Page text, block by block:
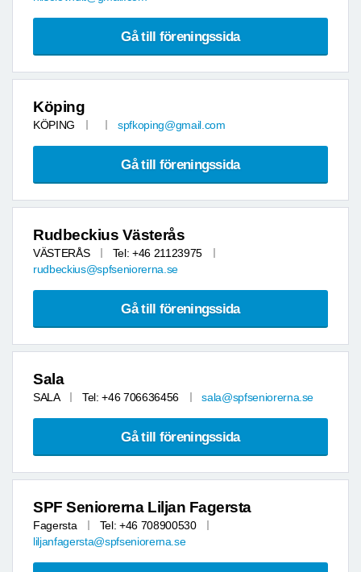
Gå till föreningssida
Köping
KÖPING spfkoping@gmail.com
Gå till föreningssida
Rudbeckius Västerås
VÄSTERÅS
Tel: +46 21123975
rudbeckius@spfseniorerna.se
Gå till föreningssida
Sala
SALA Tel: +46 706636456 sala@spfseniorerna.se
Gå till föreningssida
SPF Seniorerna Liljan Fagersta
Fagersta
Tel: +46 708900530
liljanfagersta@spfseniorerna.se